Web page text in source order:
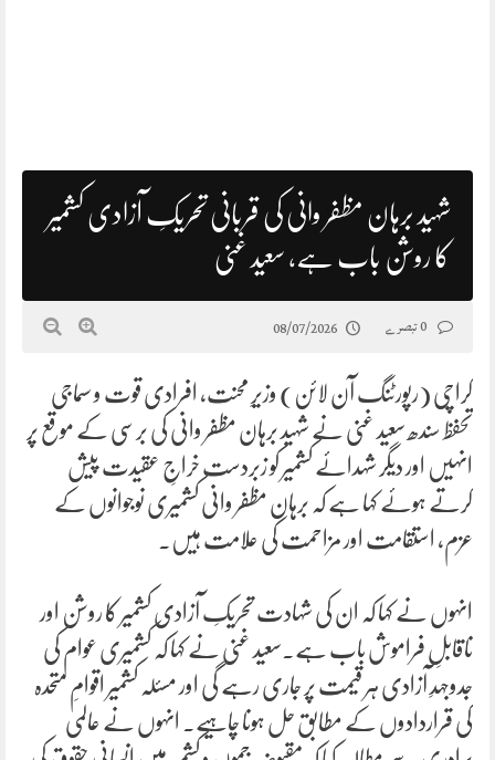
شہید برہان مظفر وانی کی قربانی تحریکِ آزادی کشمیر
کا روشن باب ہے، سعید غنی
08/07/2026
کراچی (رپورٹنگ آن لائن) وزیرِ محنت، افرادی قوت و سماجی
تحفظ سندھ سعید غنی نے شہید برہان مظفر وانی کی برسی کے موقع پر
انہیں اور دیگر شہدائے کشمیر کو زبردست خراجِ عقیدت پیش
کرتے ہوئے کہا ہے کہ برہان مظفر وانی کشمیری نوجوانوں کے
عزم، استقامت اور مزاحمت کی علامت ہیں۔
انہوں نے کہا کہ ان کی شہادت تحریکِ آزادی کشمیر کا روشن اور
ناقابلِ فراموش باب ہے۔سعید غنی نے کہا کہ کشمیری عوام کی
جدوجہدِ آزادی ہر قیمت پر جاری رہے گی اور مسئلہ کشمیر اقوامِ متحدہ
کی قراردادوں کے مطابق حل ہونا چاہیے۔ انہوں نے عالمی